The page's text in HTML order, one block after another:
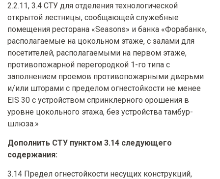
2.2.11, 3.4 СТУ для отделения технологической
открытой лестницы, сообщающей служебные
помещения ресторана «Seasons» и банка «Форабанк»,
располагаемые на цокольном этаже, с залами для
посетителей, располагаемыми на первом этаже,
противопожарной перегородкой 1-го типа с
заполнением проемов противопожарными дверьми
и/или шторами с пределом огнестойкости не менее
EIS 30 с устройством спринклерного орошения в
уровне цокольного этажа, без устройства тамбур-
шлюза.»
Дополнить СТУ пунктом 3.14 следующего
содержания:
3.14 Предел огнестойкости несущих конструкций,